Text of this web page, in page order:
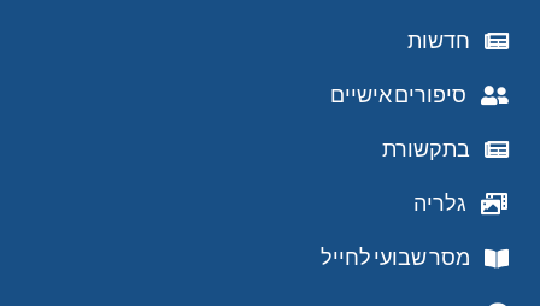
חדשות
סיפורים אישיים
בתקשורת
גלריה
מסר שבועי לחייל